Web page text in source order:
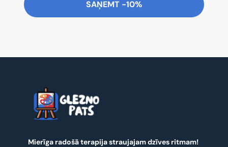
SAŅEMT -10%
Mierīga radošā terapija straujajam dzīves ritmam!